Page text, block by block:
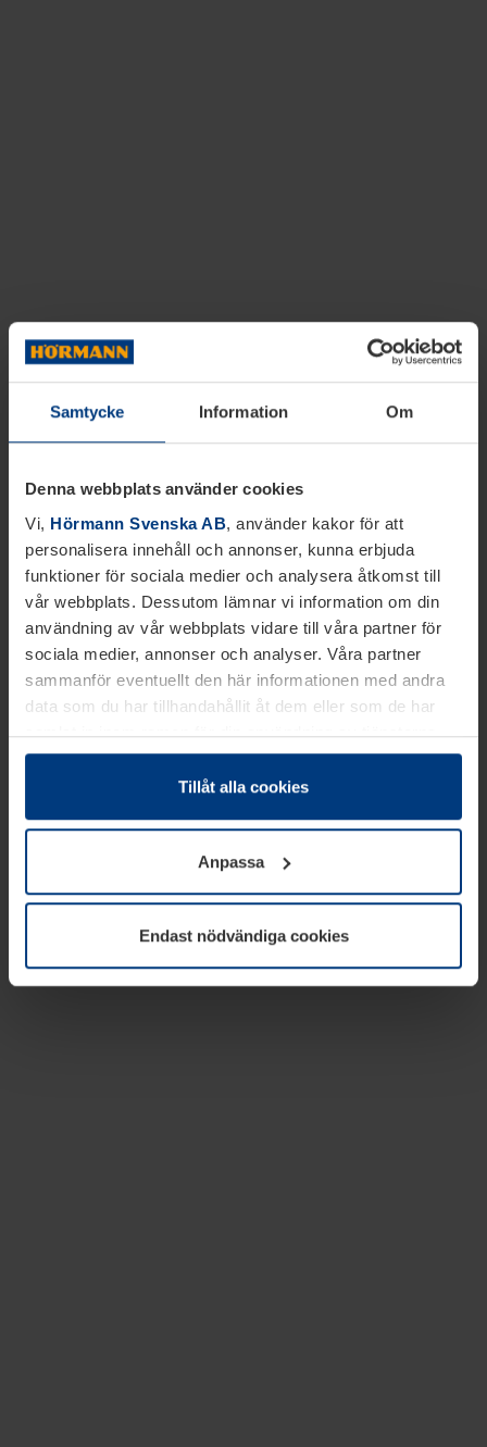
Samtycke Information Om
Denna webbplats använder cookies
Vi, Hörmann Svenska AB, använder kakor för att
personalisera innehåll och annonser, kunna erbjuda
funktioner för sociala medier och analysera åtkomst till
vår webbplats. Dessutom lämnar vi information om din
användning av vår webbplats vidare till våra partner för
sociala medier, annonser och analyser. Våra partner
sammanför eventuellt den här informationen med andra
data som du har tillhandahållit åt dem eller som de har
samlat in inom ramen för din användning av tjänsterna.
Juridiskt kan vi lagra kakor på din enhet, om de är
absolut nödvändiga för driften av den här webbplatsen.
godkännande kan du när som helst ändra eller återkalla i
informationen om kakor underDataskyddsförklaring
vår webbplats.
Tillåt alla cookies
Anpassa
Endast nödvändiga cookies